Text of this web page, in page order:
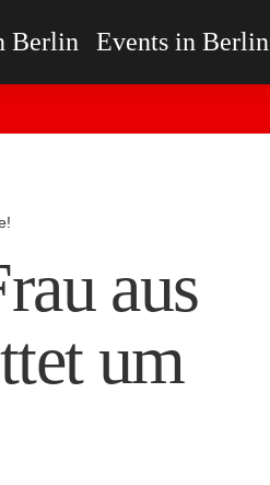
Berlin Events in Berlin
aus
um